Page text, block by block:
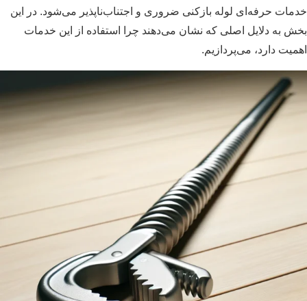
خدمات حرفه‌ای لوله بازکنی ضروری و اجتناب‌ناپذیر می‌شود. در این
بخش به دلایل اصلی که نشان می‌دهند چرا استفاده از این خدمات
اهمیت دارد، می‌پردازیم.